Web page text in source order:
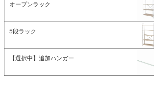
オープンラック
5段ラック
【選択中】 追加ハンガー